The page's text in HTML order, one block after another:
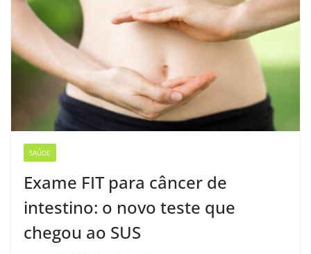
SAÚDE
Exame FIT para câncer de
intestino: o novo teste que
chegou ao SUS